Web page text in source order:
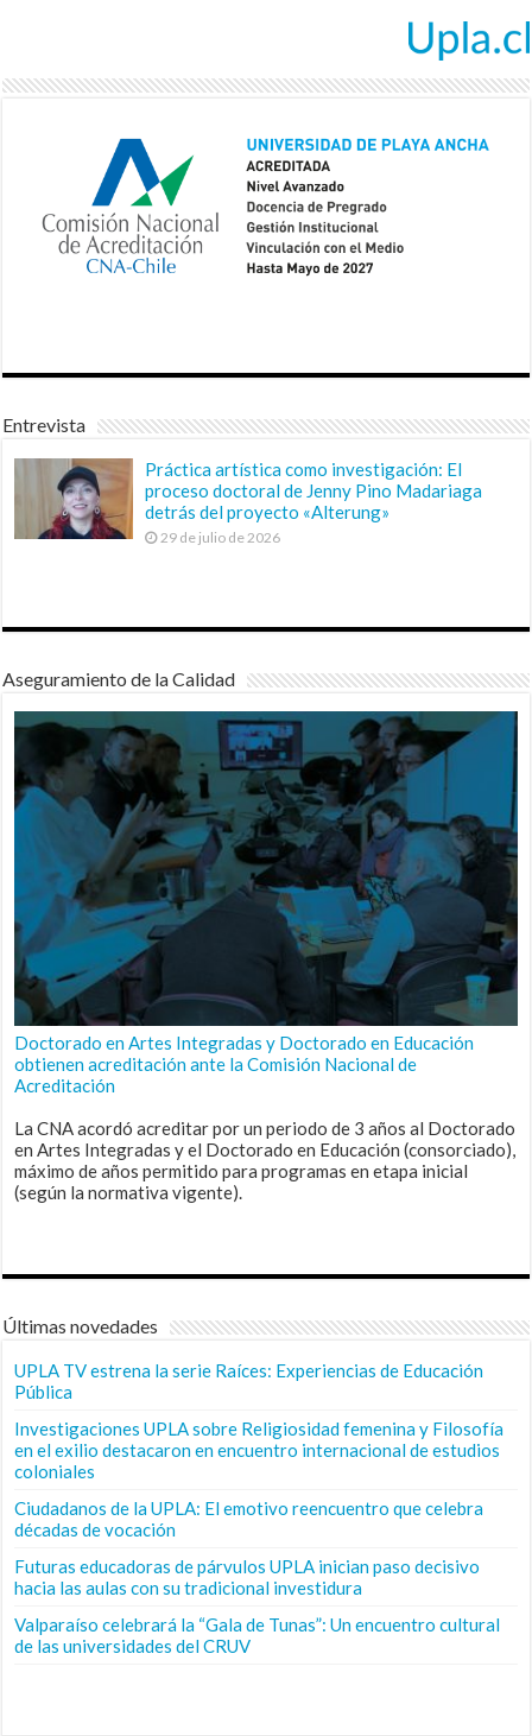
Entrevista
Práctica artística como investigación: El
proceso doctoral de Jenny Pino Madariaga
detrás del proyecto «Alterung»
29 de julio de 2026
Aseguramiento de la Calidad
Doctorado en Artes Integradas y Doctorado en Educación
obtienen acreditación ante la Comisión Nacional de
Acreditación
La CNA acordó acreditar por un periodo de 3 años al Doctorado
en Artes Integradas y el Doctorado en Educación (consorciado),
máximo de años permitido para programas en etapa inicial
(según la normativa vigente).
Últimas novedades
UPLA TV estrena la serie Raíces: Experiencias de Educación
Pública
Investigaciones UPLA sobre Religiosidad femenina y Filosofía
en el exilio destacaron en encuentro internacional de estudios
coloniales
Ciudadanos de la UPLA: El emotivo reencuentro que celebra
décadas de vocación
Futuras educadoras de párvulos UPLA inician paso decisivo
hacia las aulas con su tradicional investidura
Valparaíso celebrará la “Gala de Tunas”: Un encuentro cultural
de las universidades del CRUV